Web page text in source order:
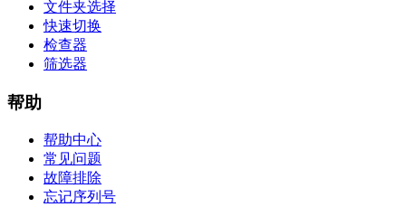
文件夹选择
快速切换
检查器
筛选器
帮助
帮助中心
常见问题
故障排除
忘记序列号